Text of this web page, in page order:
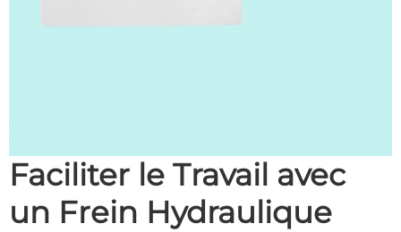
Faciliter le Travail avec
un Frein Hydraulique